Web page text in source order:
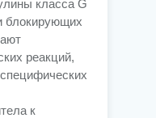
класса G
блокирующих
реакций,
к